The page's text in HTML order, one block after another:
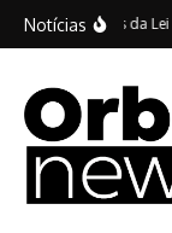
Ir para o conteúdo
Notícias
Vinte anos da Lei